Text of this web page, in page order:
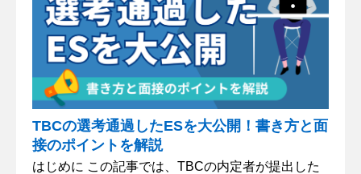
TBCの選考通過したESを大公開！書き方と面
接のポイントを解説
はじめに この記事では、TBCの内定者が提出した